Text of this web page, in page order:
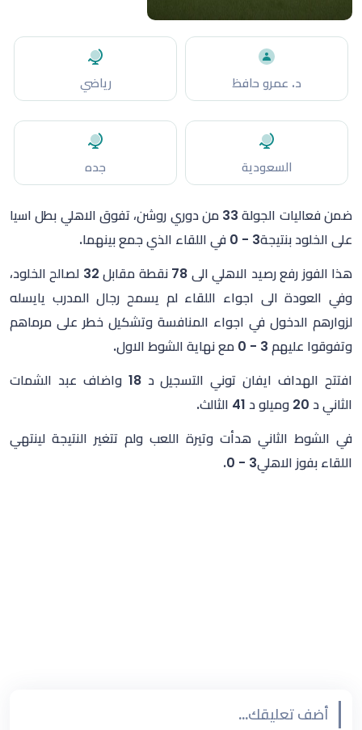
د. عمرو حافظ رياضي
السعودية جده
ضمن فعاليات الجولة 33 من دوري روشن، تفوق الاهلي بطل اسيا
على الخلود بنتيجة3 - 0 في اللقاء الذي جمع بينهما.
هذا الفوز رفع رصيد الاهلي الى 78 نقطة مقابل 32 لصالح الخلود،
وفي العودة الى اجواء اللقاء لم يسمح رجال المدرب يايسله
لزوارهم الدخول في اجواء المنافسة وتشكيل خطر على مرماهم
وتفوقوا عليهم 3 - 0 مع نهاية الشوط الاول.
افتتح الهداف ايفان توني التسجيل د 18 واضاف عبد الشمات
الثاني د 20 وميلو د 41 الثالث.
في الشوط الثاني هدأت وتيرة اللعب ولم تتغير النتيجة لينتهي
اللقاء بفوز الاهلي3 - 0.
أضف تعليقك...